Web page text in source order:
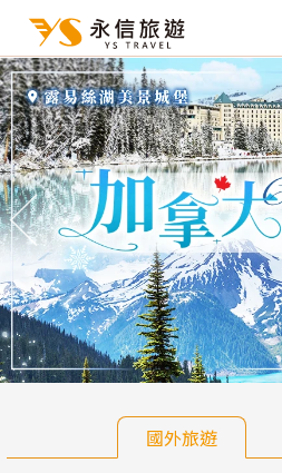
往前
國外旅遊